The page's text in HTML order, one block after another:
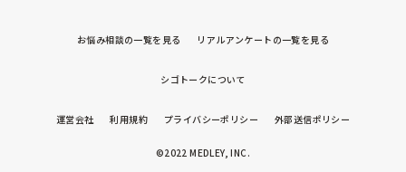
お悩み相談の一覧を見る リアルアンケートの一覧を見る
シゴトークについて
運営会社 利用規約 プライバシーポリシー 外部送信ポリシー
©2022 MEDLEY, INC.